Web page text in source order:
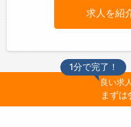
求人を紹
1分で完了！
良い求
まずは